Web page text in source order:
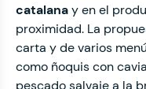
catalanay en el
proximidad. La
carta y de varios
como ñoquis con
pescado salvaje a la